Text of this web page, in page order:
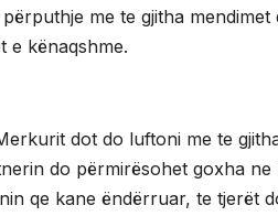
me te gjitha
e kënaqshme.
dot do luftoni me te
do përmirësohet goxha
qe kane ëndërruar, te tjerët